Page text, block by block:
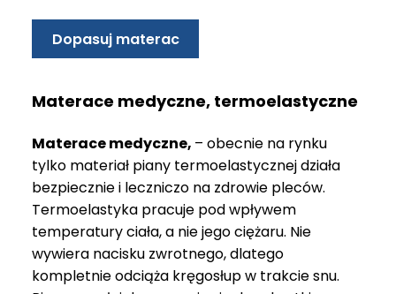
Dopasuj materac
Materace medyczne, termoelastyczne
Materace medyczne, – obecnie na rynku
tylko materiał piany termoelastycznej działa
bezpiecznie i leczniczo na zdrowie pleców.
Termoelastyka pracuje pod wpływem
temperatury ciała, a nie jego ciężaru. Nie
wywiera nacisku zwrotnego, dlatego
kompletnie odciąża kręgosłup w trakcie snu.